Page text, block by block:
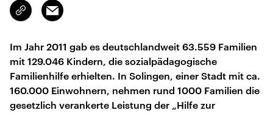
Link
kopieren/teilen
Email
Im Jahr 2011 gab es deutschlandweit 63.559 Familien
mit 129.046 Kindern, die sozialpädagogische
Familienhilfe erhielten. In Solingen, einer Stadt mit ca.
160.000 Einwohnern, nehmen rund 1000 Familien die
gesetzlich verankerte Leistung der „Hilfe zur